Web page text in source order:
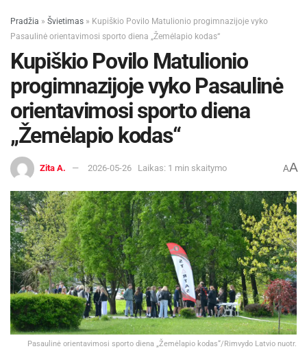
Pradžia » Švietimas » Kupiškio Povilo Matulionio progimnazijoje vyko
Pasaulinė orientavimosi sporto diena „Žemėlapio kodas“
Kupiškio Povilo Matulionio
progimnazijoje vyko Pasaulinė
orientavimosi sporto diena
„Žemėlapio kodas“
Zita A. 2026-05-26 Laikas: 1 min skaitymo AA
Pasaulinė orientavimosi sporto diena „Žemėlapio kodas“/Rimvydo Latvio nuotr.